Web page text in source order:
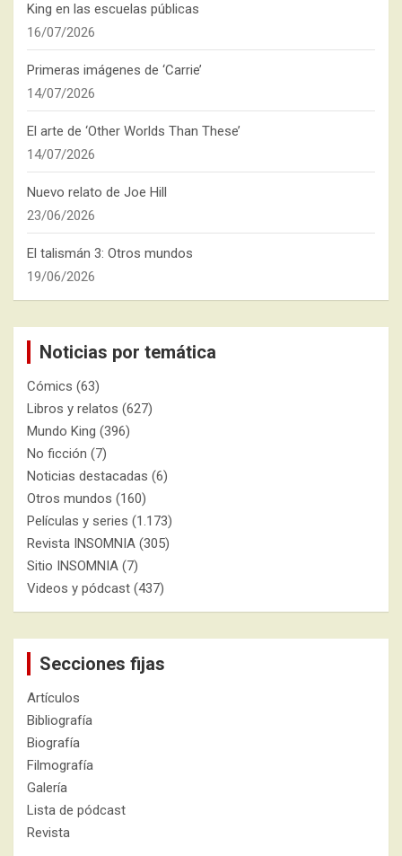
King en las escuelas públicas
16/07/2026
Primeras imágenes de ‘Carrie’
14/07/2026
El arte de ‘Other Worlds Than These’
14/07/2026
Nuevo relato de Joe Hill
23/06/2026
El talismán 3: Otros mundos
19/06/2026
Noticias por temática
Cómics (63)
Libros y relatos (627)
Mundo King (396)
No ficción (7)
Noticias destacadas (6)
Otros mundos (160)
Películas y series (1.173)
Revista INSOMNIA (305)
Sitio INSOMNIA (7)
Videos y pódcast (437)
Secciones fijas
Artículos
Bibliografía
Biografía
Filmografía
Galería
Lista de pódcast
Revista